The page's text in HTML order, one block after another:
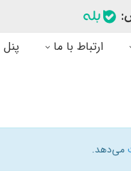
ارتباط با ما
می‌دهد.